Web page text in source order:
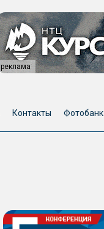
реклама
Контакты Фотобанк